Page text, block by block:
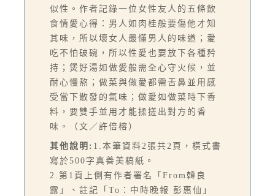
似性。作者記錄一位女性友人的五條飲
食情愛心得：男人如肉桂般要傷他才知
其味，所以壞女人最懂男人的味道；愛
吃不怕破碗，所以性愛也要放下各種矜
持；煲好湯如做愛般需全心守火候，並
耐心慢熬；做菜與做愛都需舌鼻並用感
受當下散發的氣味；做愛如做菜時下香
料，要雙手並用才能揉搓出對方的香
味。（文／許倍榕）
其他說明: 1.本筆資料2張共2頁，橫式書
寫於500字真善美稿紙。
2.第1頁上側有作者署名「From韓良
露」、註記「To：中時晚報 彭惠仙」